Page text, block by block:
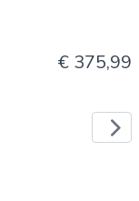
€ 375,99